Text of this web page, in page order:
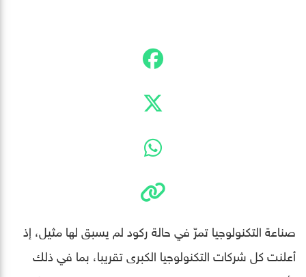
صناعة التكنولوجيا تمرّ في حالة ركود لم يسبق لها مثيل، إذ
أعلنت كل شركات التكنولوجيا الكبرى تقريبا، بما في ذلك